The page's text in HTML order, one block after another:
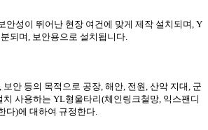
안성이 뛰어난 현장 여건에 맞게 제작 설치되며, Y
되며, 보안용으로 설치됩니다.
안 등의 목적으로 공장, 해안, 전원, 산악 지대, 군
치 사용하는 YL형울타리(체인링크철망, 익스팬디
다)에 대하여 규정한다.